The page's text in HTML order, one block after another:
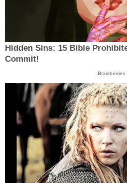
Hidden Sins: 15 Bible
Commit!
Brainberries